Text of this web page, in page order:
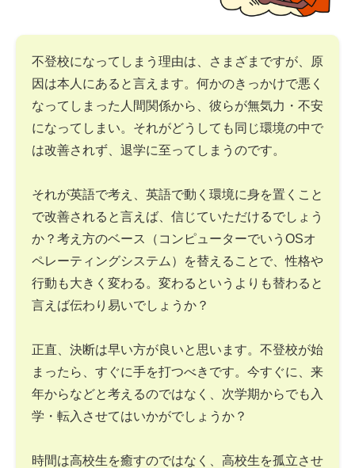
不登校になってしまう理由は、さまざまですが、原
因は本人にあると言えます。何かのきっかけで悪く
なってしまった人間関係から、彼らが無気力・不安
になってしまい。それがどうしても同じ環境の中で
は改善されず、退学に至ってしまうのです。
それが英語で考え、英語で動く環境に身を置くこと
で改善されると言えば、信じていただけるでしょう
か？考え方のベース（コンピューターでいうOSオ
ペレーティングシステム）を替えることで、性格や
行動も大きく変わる。変わるというよりも替わると
言えば伝わり易いでしょうか？
正直、決断は早い方が良いと思います。不登校が始
まったら、すぐに手を打つべきです。今すぐに、来
年からなどと考えるのではなく、次学期からでも入
学・転入させてはいかがでしょうか？
時間は高校生を癒すのではなく、高校生を孤立させ